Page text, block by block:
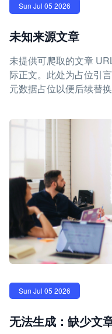
Sun Jul 05 2026
未知来源文章
未提供可爬取的文章
际正文。此处为占位引
元数据占位以便后续替换
Sun Jul 05 2026
无法生成：缺少文